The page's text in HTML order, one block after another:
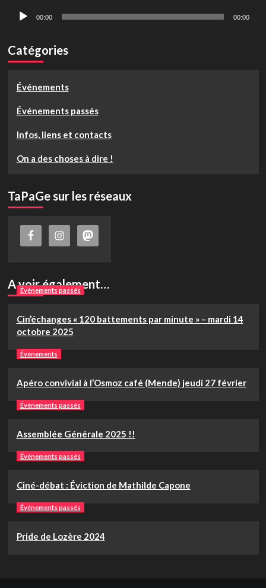
Lecteur 00:00 00:00
Catégories
Événements
Événements passés
Infos, liens et contacts
On a des choses à dire !
TaPaGe sur les réseaux
A voir également…
Événements passés
Cin’échanges « 120 battements par minute » – mardi 14
octobre 2025
Événements
Apéro convivial à l’Osmoz café (Mende) jeudi 27 février
Événements passés
Assemblée Générale 2025 !!
Événements passés
Ciné-débat : Éviction de Mathilde Capone
Événements passés
Pride de Lozère 2024